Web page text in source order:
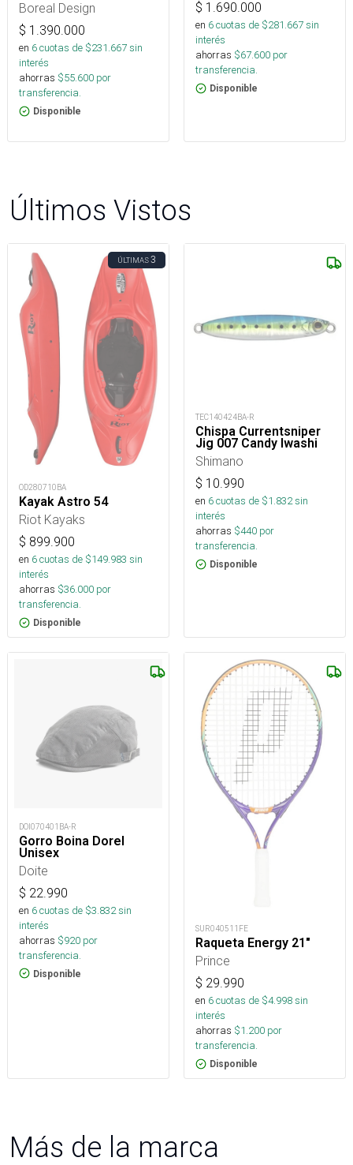
Boreal Design
$ 1.390.000
en 6cuotas de $231.667sin
interés
ahorras $55.600 por
transferencia.
Disponible
$ 1.690.000
en 6cuotas de $281.667sin
interés
ahorras $67.600 por
transferencia.
Disponible
Últimos Vistos
ÚLTIMAS3
OD280710BA
Kayak Astro 54
Riot Kayaks
$ 899.900
en 6cuotas de $149.983 sin
interés
ahorras $36.000 por
transferencia.
Disponible
TEC140424BA-R
Chispa Currentsniper
Jig 007 Candy Iwashi
Shimano
$ 10.990
en 6cuotas de $1.832sin
interés
ahorras $440 por
transferencia.
Disponible
DOI070401BA-R
Gorro Boina Dorel
Unisex
Doite
$ 22.990
en 6cuotas de $3.832sin
interés
ahorras $920 por
transferencia.
Disponible
SUR040511FE
Raqueta Energy 21"
Prince
$ 29.990
en 6cuotas de $4.998sin
interés
ahorras $1.200 por
transferencia.
Disponible
Más de la marca